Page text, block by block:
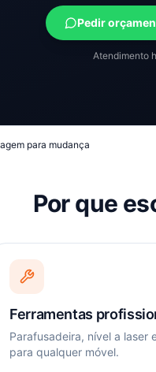
Pedir
Atendimento
para mudança
Por que
Ferramentas
Parafusadeira, nível a laser
para qualquer móvel.